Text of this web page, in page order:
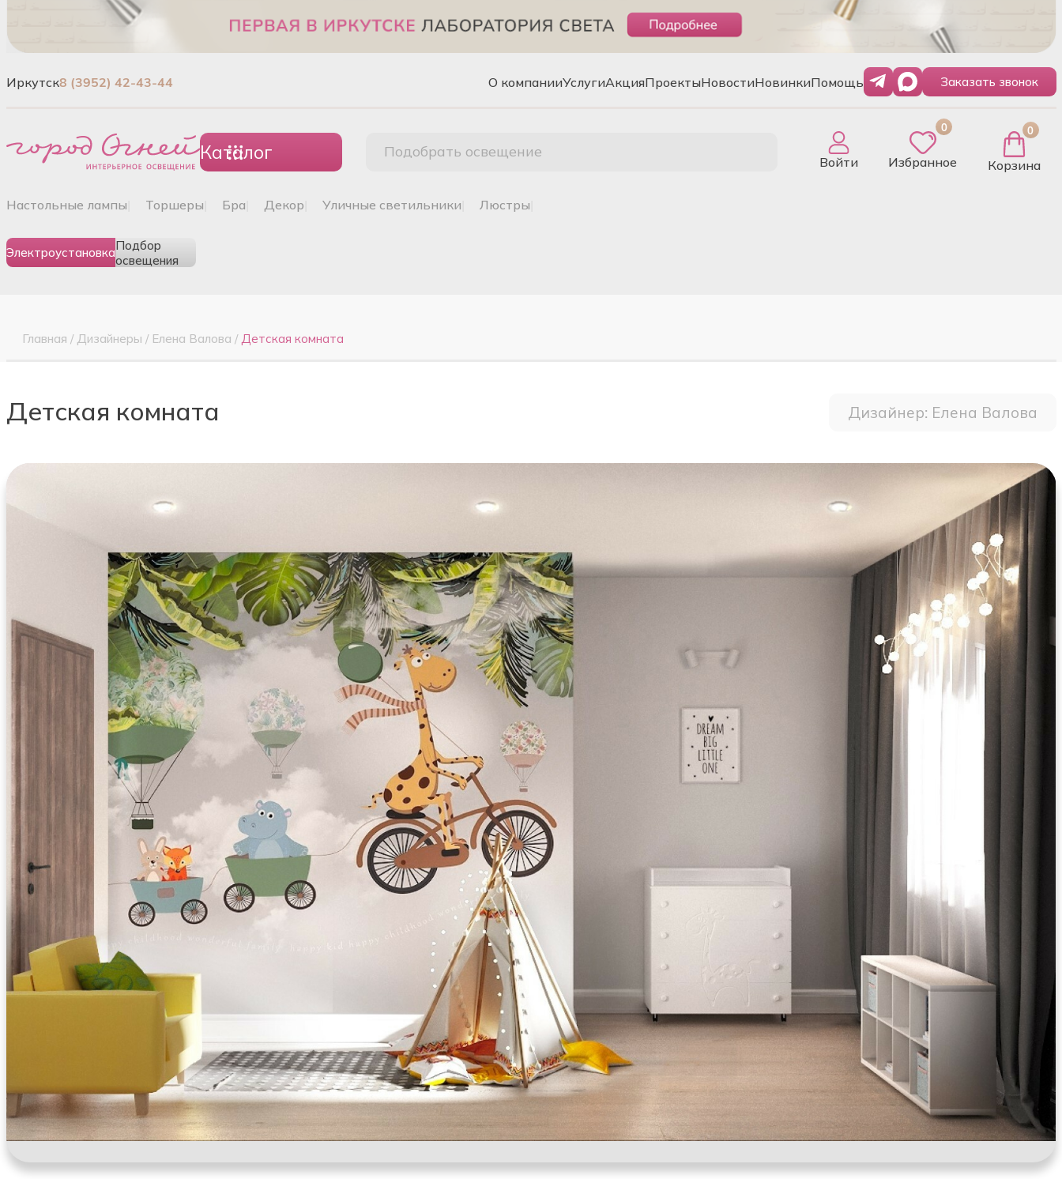
Иркутск8 (3952) 42-43-44 О компанииУслугиАкцияПроектыНовостиНовинкиПомощь Заказать звонок
Каталог Подобрать освещение
Войти
0
Избранное
0
Корзина
настольные лампы торшеры бра декор уличные светильники люстры
ЭлектроустановкаПодбор
освещения
Главная / Дизайнеры / Елена Валова / Детская комната
Детская комната Дизайнер: Елена Валова